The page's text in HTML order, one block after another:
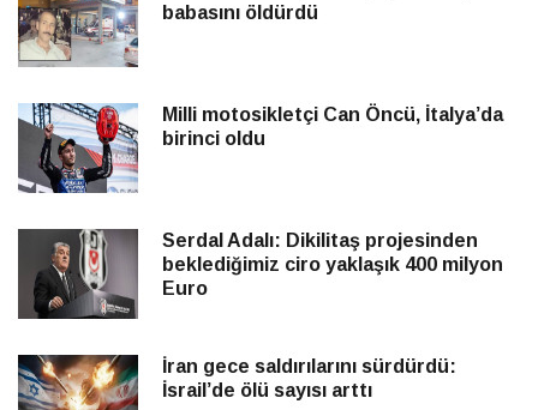
babasını öldürdü
Milli motosikletçi Can Öncü, İtalya’da
birinci oldu
Serdal Adalı: Dikilitaş projesinden
beklediğimiz ciro yaklaşık 400 milyon
Euro
İran gece saldırılarını sürdürdü:
İsrail’de ölü sayısı arttı